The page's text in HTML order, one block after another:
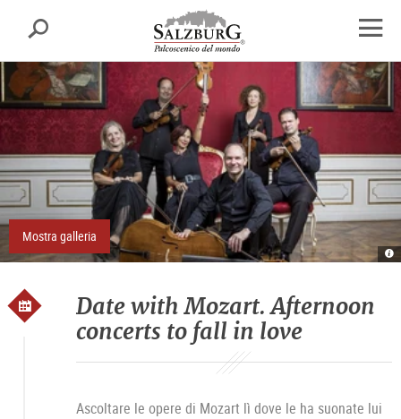
sr.skipnav.Zum
Inhalt
springen
sr.skipnav.Zum
Hauptmenü
springen
sr.skipnav.Zu
den
Kontaktinformationen
cerca
di
Mostra galleria
Date with Mozart. Afternoon
concerts to fall in love
Ascoltare le opere di Mozart lì dove le ha suonate lui